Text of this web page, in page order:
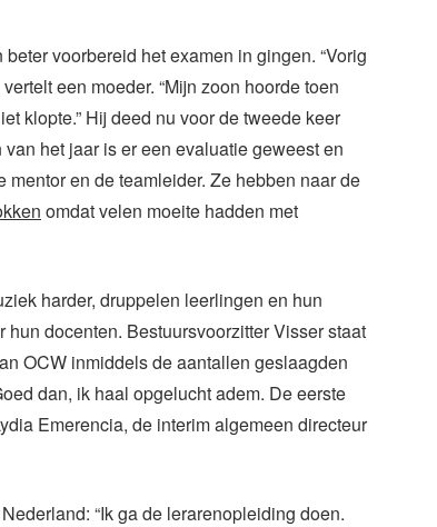
voorbereid het examen in gingen. “Vorig
een moeder. “Mijn zoon hoorde toen
klopte.” Hij deed nu voor de tweede keer
het jaar is er een evaluatie geweest en
en de teamleider. Ze hebben naar de
omdat velen moeite hadden met
harder, druppelen leerlingen en hun
docenten. Bestuursvoorzitter Visser staat
OCW inmiddels de aantallen geslaagden
dan, ik haal opgelucht adem. De eerste
Emerencia, de interim algemeen directeur
“Ik ga de lerarenopleiding doen.